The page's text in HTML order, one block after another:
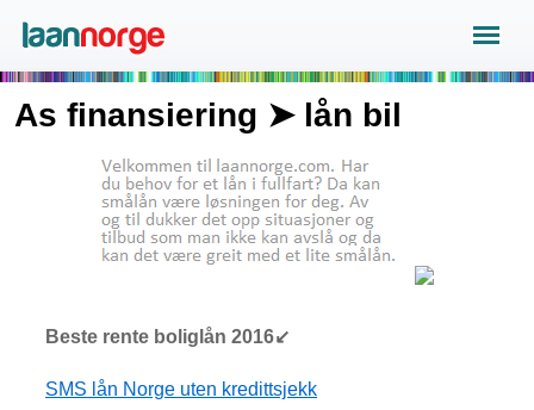
As finansiering ➤ lån bil
Beste rente boliglån 2016↙
SMS lån Norge uten kredittsjekk